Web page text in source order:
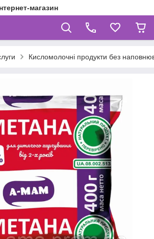
магазин
Кисломолочні продукти без